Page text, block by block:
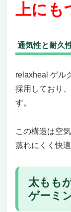
上にも
通気性と耐久
relaxheal ゲル
採用しており
す。
この構造は空
蒸れにくく快
太もも
ゲーミ